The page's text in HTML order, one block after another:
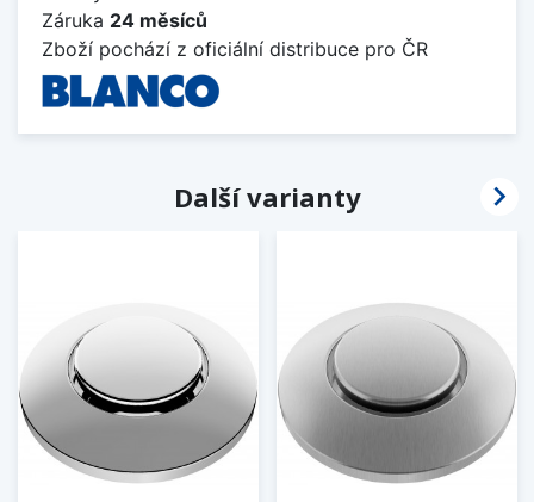
Záruka 24 měsíců
Zboží pochází z oficiální distribuce pro ČR
Další varianty 